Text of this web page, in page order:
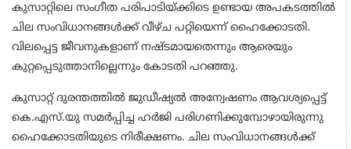
കുസാറ്റിലെ സംഗീത പരിപാടിയ്ക്കിടെ ഉണ്ടായ അപകടത്തില്‍
ചില സംവിധാനങ്ങള്‍ക്ക് വീഴ്ച പറ്റിയെന്ന് ഹൈക്കോടതി.
വിലപ്പെട്ട ജീവനുകളാണ് നഷ്ടമായതെന്നും ആരെയും
കുറ്റപ്പെടുത്താനില്ലെന്നും കോടതി പറഞ്ഞു.
കുസാറ്റ് ദുരന്തത്തില്‍ ജുഡീഷ്യല്‍ അന്വേഷണം ആവശ്യപ്പെട്ട്
കെ.എസ്.യു സമര്‍പ്പിച്ച ഹര്‍ജി പരിഗണിക്കുമ്പോഴായിരുന്നു
ഹൈക്കോടതിയുടെ നിരീക്ഷണം. ചില സംവിധാനങ്ങള്‍ക്ക്